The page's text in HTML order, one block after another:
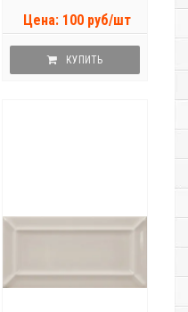
Цена: 100 руб/шт
КУПИТЬ